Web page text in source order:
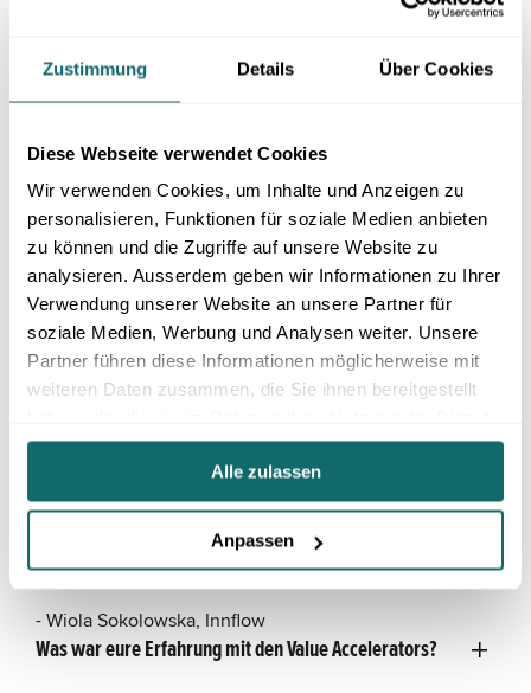
Zustimmung Details Über Cookies
Diese Webseite verwendet Cookies
Wir verwenden Cookies, um Inhalte und Anzeigen zu
personalisieren, Funktionen für soziale Medien anbieten
zu können und die Zugriffe auf unsere Website zu
analysieren. Ausserdem geben wir Informationen zu Ihrer
Verwendung unserer Website an unsere Partner für
soziale Medien, Werbung und Analysen weiter. Unsere
Partner führen diese Informationen möglicherweise mit
weiteren Daten zusammen, die Sie ihnen bereitgestellt
gesammelt haben.
Alle zulassen
Anpassen
Im Kontext von HGC war die Retrodokumentation sehr
Soll-Prozessmodell ableiten und dieses anschliessend
direkt weiterbearbeiten können - idealerweise
innerhalb einer Suite mit einheitlicher
Benutzeroberfläche und konsistentem Look and Feel.
Empfehlung zur Tool-Auswahl
Die Tool-Auswahl sollte stark vom konkreten Use Case
abhängig gemacht werden. Dabei relevante Fragen:
Was genau möchte ich erreichen? Was braucht
meine Firma oder mein Team wirklich?
Mining, um Prozessmodellierung und
Dokumentation, um SAP-Transformation — oder um
eine Kombination davon?
Möchte man bewusst spezialisierte Lösungen an
verschiedenen Stellen einsetzen, oder bevorzugt
man den Vorteil einer integrierten Suite mit
möglichst vielen Funktionen an einem Ort?
- Wiola Sokolowska, Innflow
Was war eure Erfahrung mit den Value Accelerators?